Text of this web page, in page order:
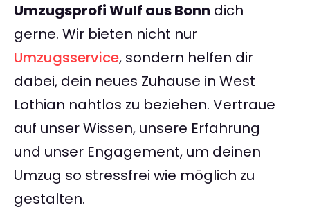
Umzugsprofi Wulf aus Bonn dich
gerne. Wir bieten nicht nur
Umzugsservice, sondern helfen dir
dabei, dein neues Zuhause in West
Lothian nahtlos zu beziehen. Vertraue
auf unser Wissen, unsere Erfahrung
und unser Engagement, um deinen
Umzug so stressfrei wie möglich zu
gestalten.